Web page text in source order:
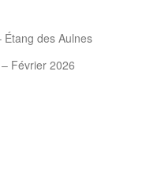
Étang des Aulnes
Février 2026